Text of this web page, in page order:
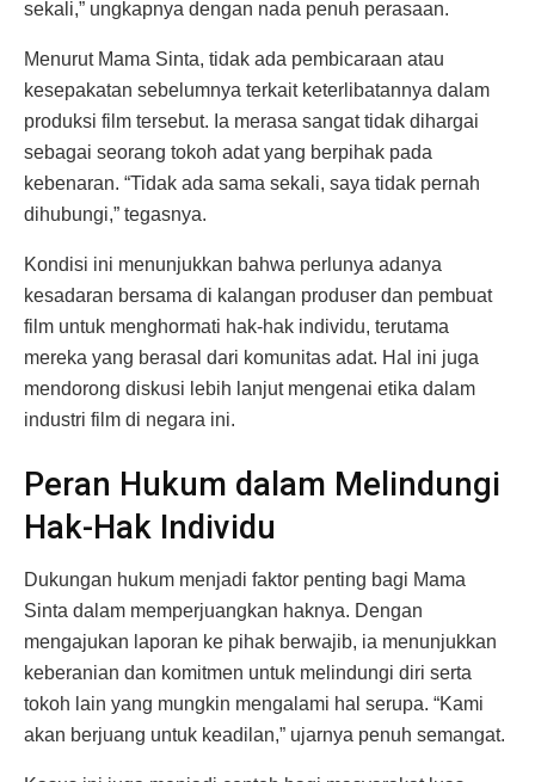
sekali,” ungkapnya dengan nada penuh perasaan.
Menurut Mama Sinta, tidak ada pembicaraan atau
kesepakatan sebelumnya terkait keterlibatannya dalam
produksi film tersebut. Ia merasa sangat tidak dihargai
sebagai seorang tokoh adat yang berpihak pada
kebenaran. “Tidak ada sama sekali, saya tidak pernah
dihubungi,” tegasnya.
Kondisi ini menunjukkan bahwa perlunya adanya
kesadaran bersama di kalangan produser dan pembuat
film untuk menghormati hak-hak individu, terutama
mereka yang berasal dari komunitas adat. Hal ini juga
mendorong diskusi lebih lanjut mengenai etika dalam
industri film di negara ini.
Peran Hukum dalam Melindungi
Hak-Hak Individu
Dukungan hukum menjadi faktor penting bagi Mama
Sinta dalam memperjuangkan haknya. Dengan
mengajukan laporan ke pihak berwajib, ia menunjukkan
keberanian dan komitmen untuk melindungi diri serta
tokoh lain yang mungkin mengalami hal serupa. “Kami
akan berjuang untuk keadilan,” ujarnya penuh semangat.